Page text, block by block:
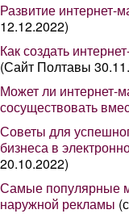
Развитие интернет-
12.12.2022)
Как создать
(Сайт Полтавы
Может ли интернет-
сосуществовать
Советы для
бизнеса в
20.10.2022)
Самые популярные
наружной рекламы